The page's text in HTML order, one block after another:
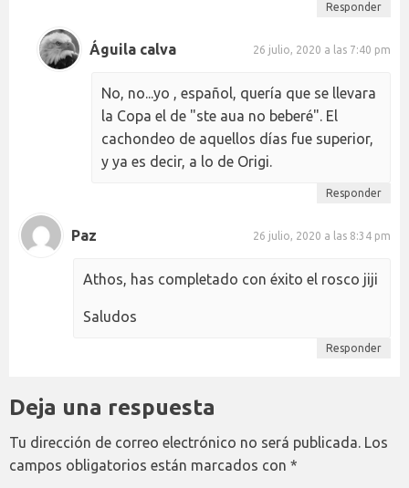
Responder
Águila calva 26 julio, 2020 a las 7:40 pm
No, no...yo , español, quería que se llevara
la Copa el de "ste aua no beberé". El
cachondeo de aquellos días fue superior,
y ya es decir, a lo de Origi.
Responder
Paz 26 julio, 2020 a las 8:34 pm
Athos, has completado con éxito el rosco jiji
Saludos
Responder
Deja una respuesta
Tu dirección de correo electrónico no será publicada. Los
campos obligatorios están marcados con *